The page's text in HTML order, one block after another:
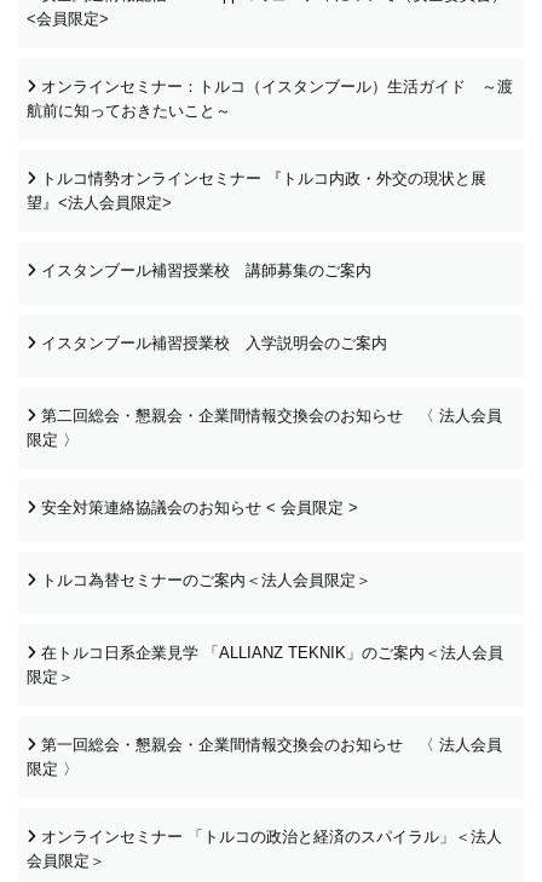
<会員限定>
オンラインセミナー：トルコ（イスタンブール）生活ガイド ～渡
航前に知っておきたいこと～
トルコ情勢オンラインセミナー 『トルコ内政・外交の現状と展
望』<法人会員限定>
イスタンブール補習授業校 講師募集のご案内
イスタンブール補習授業校 入学説明会のご案内
第二回総会・懇親会・企業間情報交換会のお知らせ 〈 法人会員
限定 〉
安全対策連絡協議会のお知らせ < 会員限定 >
トルコ為替セミナーのご案内＜法人会員限定＞
在トルコ日系企業見学 「ALLIANZ TEKNIK」のご案内＜法人会員
限定＞
第一回総会・懇親会・企業間情報交換会のお知らせ 〈 法人会員
限定 〉
オンラインセミナー 「トルコの政治と経済のスパイラル」＜法人
会員限定＞